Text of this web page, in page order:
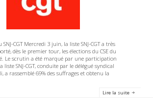
CGT Mercredi 3 juin, la liste SNJ-CGT a très
dès le premier tour, les élections du CSE du
Le scrutin a été marqué par une participation
liste SNJ-CGT, conduite par le délégué syndical
a rassemblé 69% des suffrages et obtenu la
Lire la suite